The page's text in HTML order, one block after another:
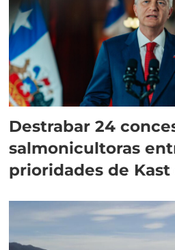
Destrabar 24
salmonicultoras
prioridades de